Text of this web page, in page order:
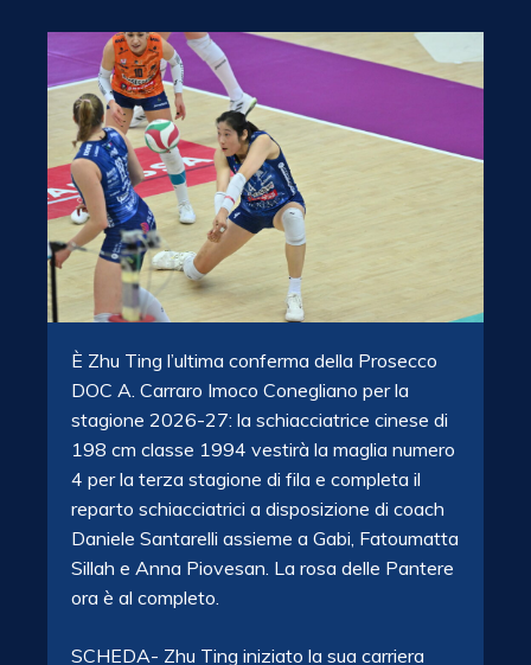
È Zhu Ting l’ultima conferma della Prosecco
DOC A. Carraro Imoco Conegliano per la
stagione 2026-27: la schiacciatrice cinese di
198 cm classe 1994 vestirà la maglia numero
4 per la terza stagione di fila e completa il
reparto schiacciatrici a disposizione di coach
Daniele Santarelli assieme a Gabi, Fatoumatta
Sillah e Anna Piovesan. La rosa delle Pantere
ora è al completo.
SCHEDA- Zhu Ting iniziato la sua carriera